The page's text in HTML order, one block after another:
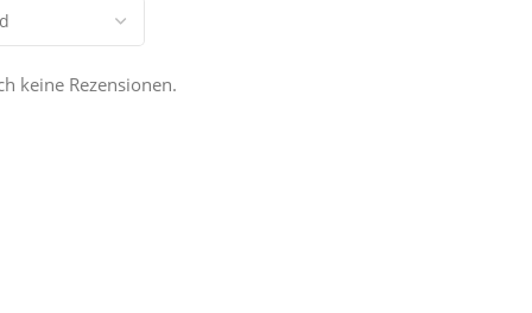
keine Rezensionen.